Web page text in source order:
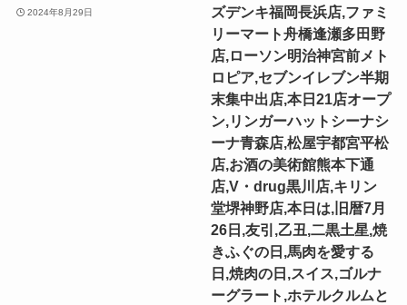
2024年8月29日
ズデンキ福岡長浜店,ファミ
リーマート舟橋逢瀬多田野
店,ローソン明治神宮前メト
ロピア,セブンイレブン半期
末集中出店,本日21店オープ
ン,リンガーハットシーナシ
ーナ青森店,松屋宇都宮平松
店,お酒の美術館熊本下通
店,V・drug黒川店,キリン
堂堺神野店,本日は,旧暦7月
26日,友引,乙丑,二黒土星,焼
きふぐの日,馬肉を愛する
日,焼肉の日,スイス,ゴルナ
ーグラート,ホテルクルムと